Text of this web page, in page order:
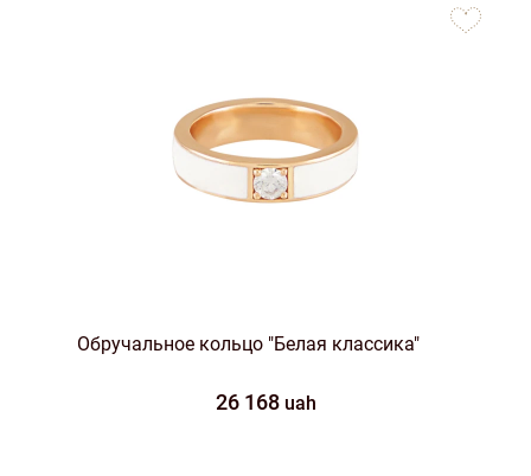
Обручальное кольцо "Белая классика"
26 168 uah
favorites